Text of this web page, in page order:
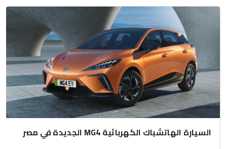
السيارة الهاتشباك الكهربائية MG4 الجديدة في مصر